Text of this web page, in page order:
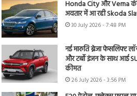
Honda City और Verna
अवतार में आ रही Skoda
30 July 2026 - 7:48 PM
नई मारुति ब्रेजा फेसलिफ्ट
और टर्बो इंजन के साथ आई
कीमत
26 July 2026 - 3:56 PM